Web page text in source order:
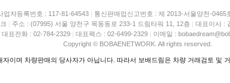
업자등록번호 : 117-81-64543
통신판매업신고번호 : 제 2013-서울양천-0465
주소 : (07995) 서울 양천구 목동동로 233-1 드림타워 11, 12층 대표이사 :
대표전화 : 02-784-2329
대표팩스 : 02-6499-2329
이메일 :
Copyright © BOBAENETWORK. All rights reserved.
자이며 차량판매의 당사자가 아닙니다. 따라서 보배드림은 차량 거래검토 및